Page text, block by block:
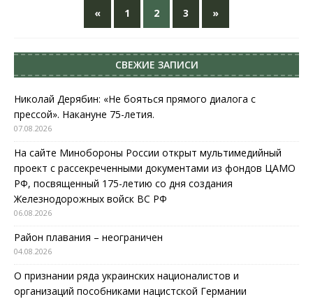
« 1 2 3 »
СВЕЖИЕ ЗАПИСИ
Николай Дерябин: «Не бояться прямого диалога с
прессой». Накануне 75-летия.
07.08.2026
На сайте Минобороны России открыт мультимедийный
проект с рассекреченными документами из фондов ЦАМО
РФ, посвященный 175-летию со дня создания
Железнодорожных войск ВС РФ
06.08.2026
Район плавания – неограничен
04.08.2026
О признании ряда украинских националистов и
организаций пособниками нацистской Германии